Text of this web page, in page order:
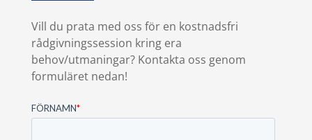
Vill du prata med oss för en kostnadsfri
rådgivningssession kring era
behov/utmaningar? Kontakta oss genom
formuläret nedan!